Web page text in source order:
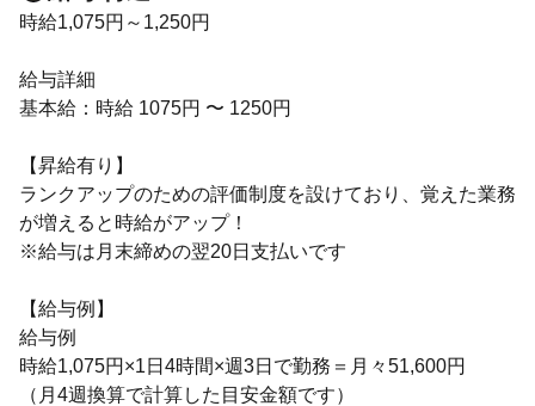
時給1,075円～1,250円
給与詳細
基本給：時給 1075円 〜 1250円
【昇給有り】
ランクアップのための評価制度を設けており、覚えた業務
が増えると時給がアップ！
※給与は月末締めの翌20日支払いです
【給与例】
給与例
時給1,075円×1日4時間×週3日で勤務＝月々51,600円
（月4週換算で計算した目安金額です）